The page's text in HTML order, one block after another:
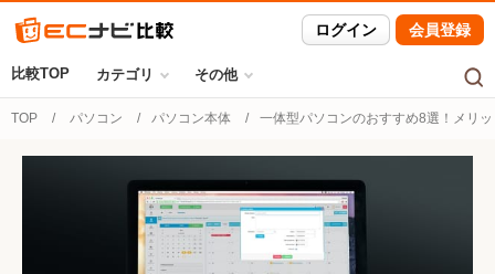
ログイン 会員登録
比較TOP カテゴリ その他
TOP パソコン パソコン本体 一体型パソコンのおすすめ8選！メリ